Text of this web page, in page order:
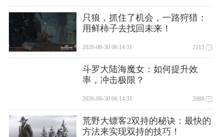
只狼，抓住了机会，一路狩猎：
用鲜柿子去找回未来！
2026-06-30 06:14:31 2113
斗罗大陆海魔女：如何提升效
率，冲击极限？
2026-06-30 06:14:31 2088
荒野大镖客2双持的秘诀：最快的
方法来实现双持的技巧！